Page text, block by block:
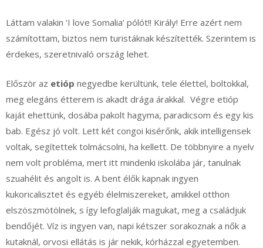
Láttam valakin ‘I love Somalia’ pólót!! Király! Erre azért nem
számítottam, biztos nem turistáknak készítették. Szerintem is
érdekes, szeretnivaló ország lehet.
Először az etióp negyedbe kerültünk, tele élettel, boltokkal,
meg elegáns étterem is akadt drága árakkal. Végre etióp
kaját ehettünk, dosába pakolt hagyma, paradicsom és egy kis
bab. Egész jó volt. Lett két congoi kisérőnk, akik intelligensek
voltak, segítettek tolmácsolni, ha kellett. De többnyire a nyelv
nem volt probléma, mert itt mindenki iskolába jár, tanulnak
szuahélit és angolt is. A bent élők kapnak ingyen
kukoricalisztet és egyéb élelmiszereket, amikkel otthon
elszöszmötölnek, s így lefoglalják magukat, meg a családjuk
bendőjét. Víz is ingyen van, napi kétszer sorakoznak a nők a
kutaknál, orvosi ellátás is jár nekik, kórházzal egyetemben.